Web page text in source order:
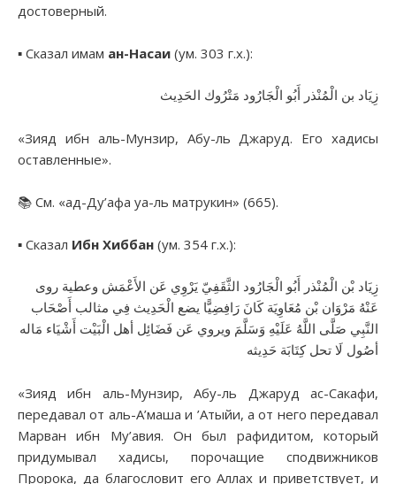
достоверный.
▪︎ Сказал имам ан-Насаи (ум. 303 г.х.):
زِيَاد بن الْمُنْذر أَبُو الْجَارُود مَتْرُوك الحَدِيث
«Зияд ибн аль-Мунзир, Абу-ль Джаруд. Его хадисы
оставленные».
📚 См. «ад-Ду’афа уа-ль матрукин» (665).
▪︎ Сказал Ибн Хиббан (ум. 354 г.х.):
زِيَاد بْن الْمُنْذر أَبُو الْجَارُود الثَّقَفِيّ يَرْوِي عَن الأَعْمَش وعطية روى
عَنْهُ مَرْوَان بْن مُعَاوِيَة كَانَ رَافِضِيًّا يضع الْحَدِيث فِي مثالب أَصْحَاب
النَّبِي صَلَّى اللَّهُ عَلَيْهِ وَسَلَّمَ ويروي عَن فَضَائِل أهل الْبَيْت أَشْيَاء مَاله
أصُول لَا تحل كِتَابَة حَدِيثه
«Зияд ибн аль-Мунзир, Абу-ль Джаруд ас-Сакафи,
передавал от аль-А’маша и ’Атыйи, а от него передавал
Марван ибн Му’авия. Он был рафидитом, который
придумывал хадисы, порочащие сподвижников
Пророка, да благословит его Аллах и приветствует, и